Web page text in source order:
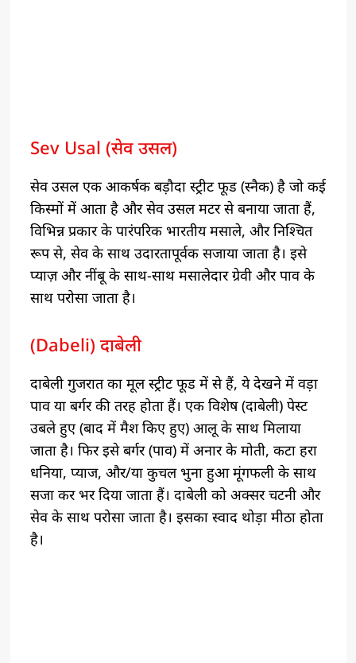
Sev Usal (सेव उसल)
सेव उसल एक आकर्षक बड़ौदा स्ट्रीट फूड (स्नैक) है जो कई
किस्मों में आता है और सेव उसल मटर से बनाया जाता हैं,
विभिन्न प्रकार के पारंपरिक भारतीय मसाले, और निश्चित
रूप से, सेव के साथ उदारतापूर्वक सजाया जाता है। इसे
प्याज़ और नींबू के साथ-साथ मसालेदार ग्रेवी और पाव के
साथ परोसा जाता है।
(Dabeli) दाबेली
दाबेली गुजरात का मूल स्ट्रीट फूड में से हैं, ये देखने में वड़ा
पाव या बर्गर की तरह होता हैं। एक विशेष (दाबेली) पेस्ट
उबले हुए (बाद में मैश किए हुए) आलू के साथ मिलाया
जाता है। फिर इसे बर्गर (पाव) में अनार के मोती, कटा हरा
धनिया, प्याज, और/या कुचल भुना हुआ मूंगफली के साथ
सजा कर भर दिया जाता हैं। दाबेली को अक्सर चटनी और
सेव के साथ परोसा जाता है। इसका स्वाद थोड़ा मीठा होता
है।